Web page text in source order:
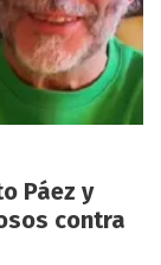
Páez y
contra